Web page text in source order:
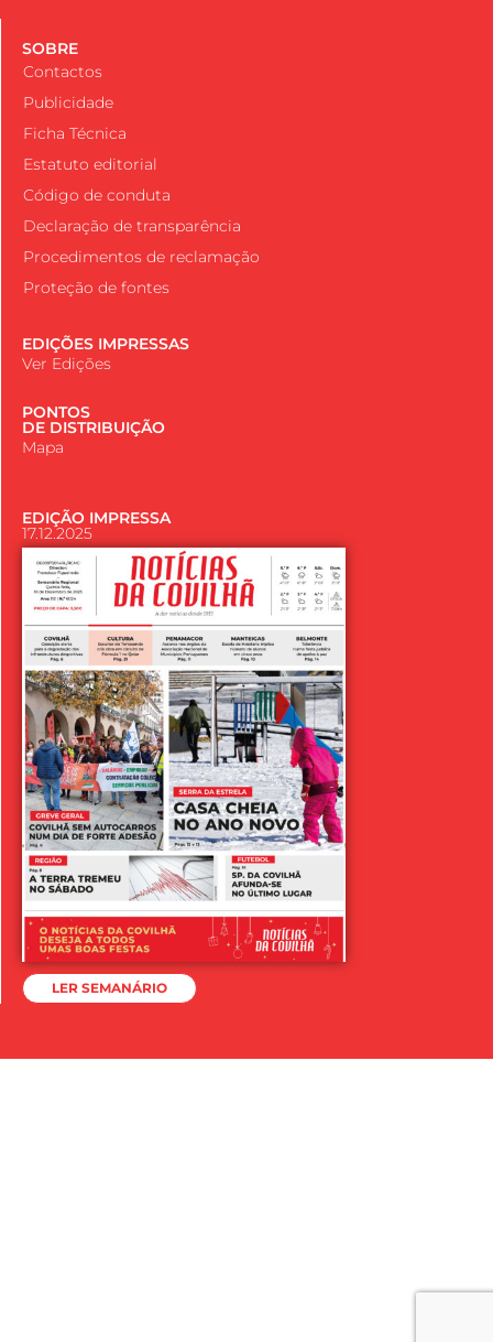
SOBRE
Contactos
Publicidade
Ficha Técnica
Estatuto editorial
Código de conduta
Declaração de transparência
Procedimentos de reclamação
Proteção de fontes
EDIÇÕES IMPRESSAS
Ver Edições
PONTOS
DE DISTRIBUIÇÃO
Mapa
EDIÇÃO IMPRESSA
17.12.2025
LER SEMANÁRIO